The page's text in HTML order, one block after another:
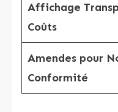
Affichage
Coûts
Amendes pour
Conformité